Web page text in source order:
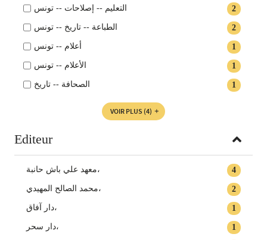
2 التعليم -- إصلاحات -- تونس
2 الطباعة -- تاريخ -- تونس
1 أعلام -- تونس
1 الأعلام -- تونس
1 الصحافة -- تاريخ
VOIR PLUS (4)
Editeur
4 معهد علي باش حانبة،
2 محمد الصالح المهيدي،
1 دار آفاق،
1 دار سحر،